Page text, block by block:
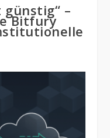
–
Bitfury